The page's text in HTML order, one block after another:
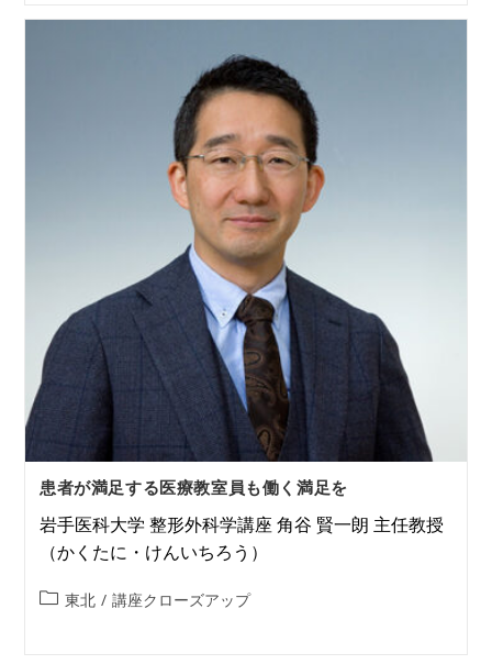
患者が満足する医療教室員も働く満足を
岩手医科大学 整形外科学講座 角谷 賢一朗 主任教授
（かくたに・けんいちろう）
東北 / 講座クローズアップ